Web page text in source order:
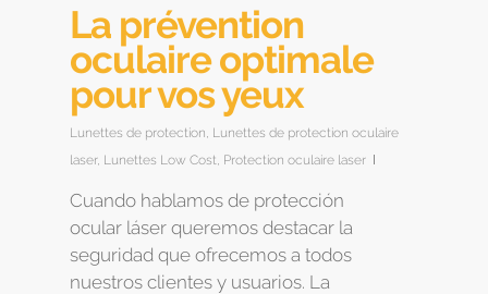
La prévention
oculaire optimale
pour vos yeux
Lunettes de protection Lunettes de protection oculaire
laser, Lunettes Low Cost Protection oculaire laser
Cuando hablamos de protección
ocular láser queremos destacar la
seguridad que ofrecemos a todos
nuestros clientes y usuarios. La